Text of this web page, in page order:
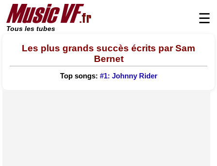
Tous les tubes
☰
Les plus grands succès écrits par Sam
Bernet
Top songs: #1: Johnny Rider